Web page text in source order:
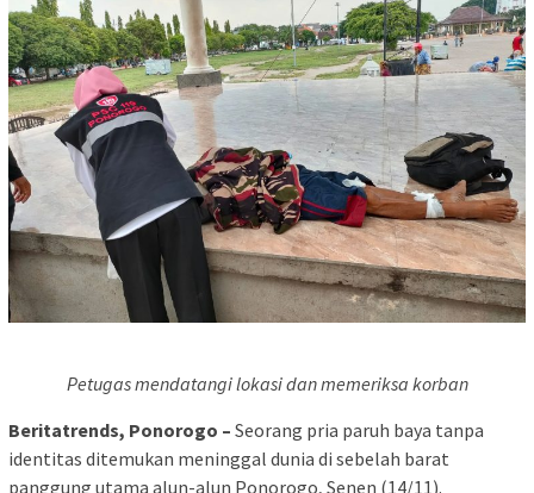
Petugas mendatangi lokasi dan memeriksa korban
Beritatrends, Ponorogo – Seorang pria paruh baya tanpa
identitas ditemukan meninggal dunia di sebelah barat
panggung utama alun-alun Ponorogo, Senen (14/11).